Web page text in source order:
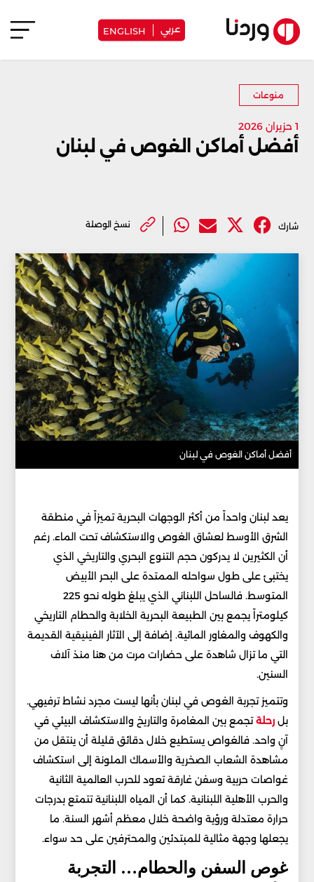
عربي ENGLISH
منوعات
1 حزيران 2026
أفضل أماكن الغوص في لبنان
شارك نسخ الوصلة
أفضل أماكن الغوص في لبنان
يعد لبنان واحداً من أكثر الوجهات البحرية تميزاً في منطقة
الشرق الأوسط لعشاق الغوص والاستكشاف تحت الماء. رغم
أن الكثيرين لا يدركون حجم التنوع البحري والتاريخي الذي
يختبئ على طول سواحله الممتدة على البحر الأبيض
المتوسط. فالساحل اللبناني الذي يبلغ طوله نحو 225
كيلومتراً يجمع بين الطبيعة البحرية الخلابة والحطام التاريخي
والكهوف والمغاور المائية. إضافة إلى الآثار الفينيقية القديمة
التي ما تزال شاهدة على حضارات مرت من هنا منذ آلاف
السنين.
وتتميز تجربة الغوص في لبنان بأنها ليست مجرد نشاط ترفيهي.
بلرحلةتجمع بين المغامرة والتاريخ والاستكشاف البيئي في
آنٍ واحد. فالغواص يستطيع خلال دقائق قليلة أن ينتقل من
مشاهدة الشعاب الصخرية والأسماك الملونة إلى استكشاف
غواصات حربية وسفن غارقة تعود للحرب العالمية الثانية
والحرب الأهلية اللبنانية. كما أن المياه اللبنانية تتمتع بدرجات
حرارة معتدلة ورؤية واضحة خلال معظم أشهر السنة. ما
يجعلها وجهة مثالية للمبتدئين والمحترفين على حد سواء.
غوص السفن والحطام… التجربة